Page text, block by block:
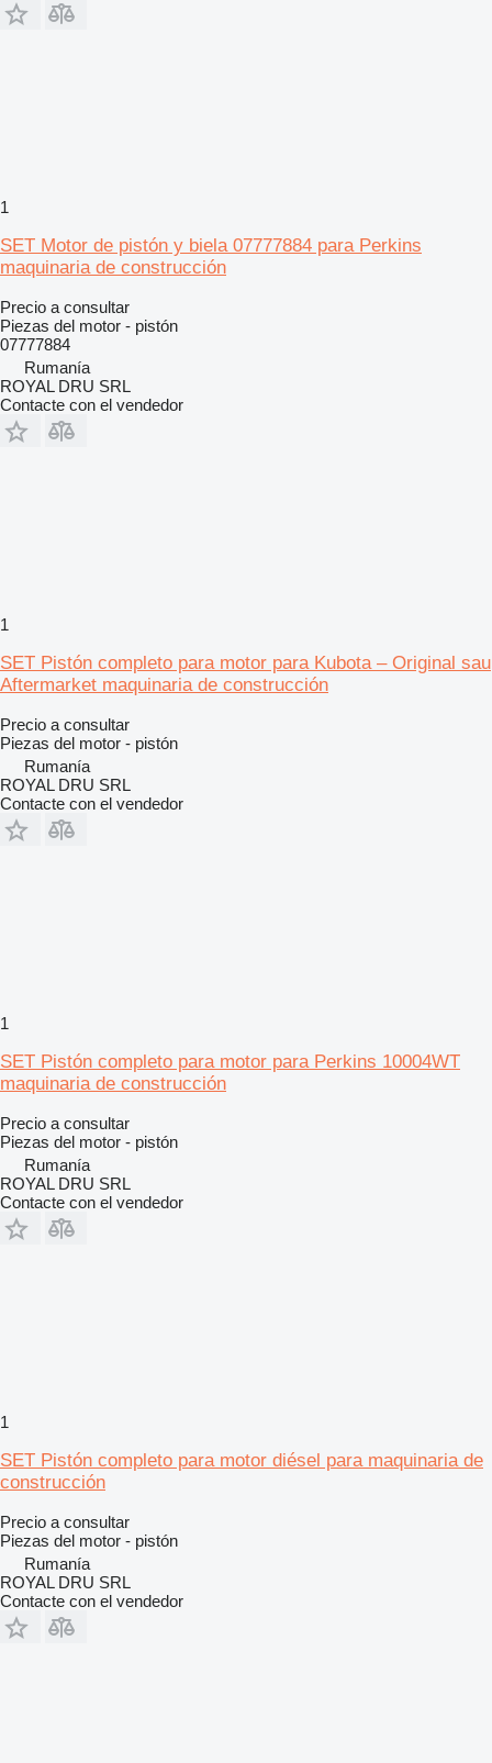
1
SET Motor de pistón y biela 07777884 para Perkins
maquinaria de construcción
Precio a consultar
Piezas del motor - pistón
07777884
Rumanía
ROYAL DRU SRL
Contacte con el vendedor
1
SET Pistón completo para motor para Kubota – Original sau
Aftermarket maquinaria de construcción
Precio a consultar
Piezas del motor - pistón
Rumanía
ROYAL DRU SRL
Contacte con el vendedor
1
SET Pistón completo para motor para Perkins 10004WT
maquinaria de construcción
Precio a consultar
Piezas del motor - pistón
Rumanía
ROYAL DRU SRL
Contacte con el vendedor
1
SET Pistón completo para motor diésel para maquinaria de
construcción
Precio a consultar
Piezas del motor - pistón
Rumanía
ROYAL DRU SRL
Contacte con el vendedor